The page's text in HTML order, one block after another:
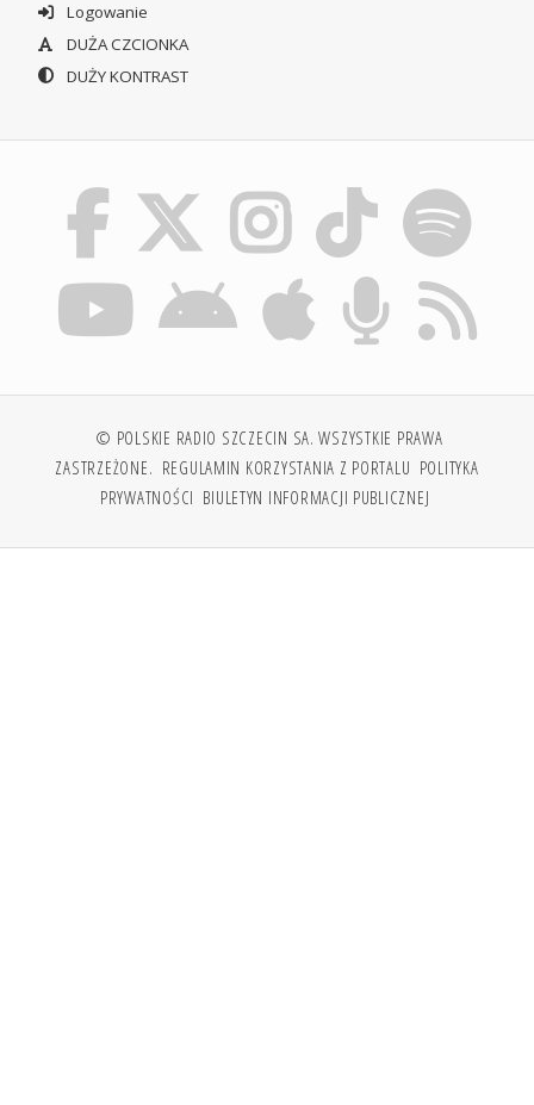
Logowanie
DUŻA CZCIONKA
DUŻY KONTRAST
© POLSKIE RADIO SZCZECIN SA. WSZYSTKIE PRAWA
ZASTRZEŻONE. REGULAMIN KORZYSTANIA Z PORTALU POLITYKA
PRYWATNOŚCI BIULETYN INFORMACJI PUBLICZNEJ